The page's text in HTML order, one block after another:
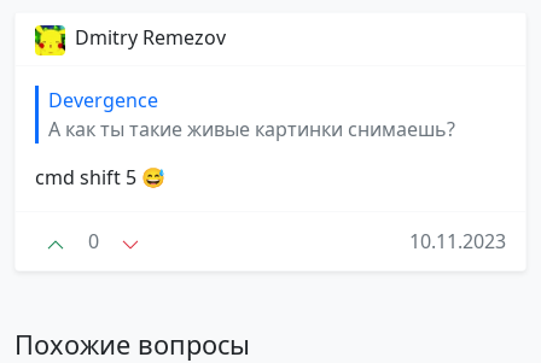
Dmitry Remezov
Devergence
А как ты такие живые картинки снимаешь?
cmd shift 5 😅
0 10.11.2023
Похожие вопросы